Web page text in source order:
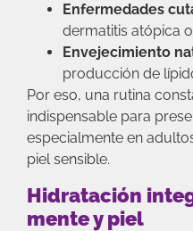
Enfermedades
dermatitis atópica
Envejecimiento
producción de
Por eso, una rutina
indispensable para
especialmente en
piel sensible.
Hidratación
mente y piel